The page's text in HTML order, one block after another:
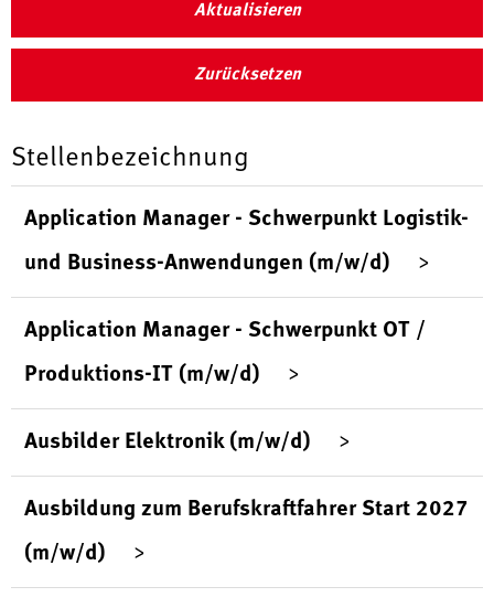
Aktualisieren
Zurücksetzen
Stellenbezeichnung
Application Manager - Schwerpunkt Logistik-
und Business-Anwendungen (m/w/d)
Application Manager - Schwerpunkt OT /
Produktions-IT (m/w/d)
Ausbilder Elektronik (m/w/d)
Ausbildung zum Berufskraftfahrer Start 2027
(m/w/d)